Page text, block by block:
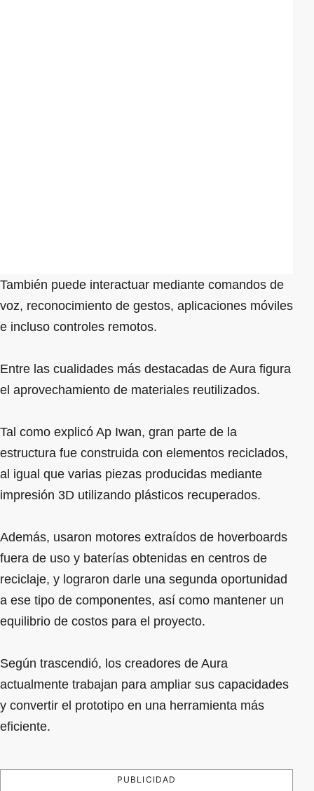
También puede interactuar mediante comandos de
voz, reconocimiento de gestos, aplicaciones móviles
e incluso controles remotos.
Entre las cualidades más destacadas de Aura figura
el aprovechamiento de materiales reutilizados.
Tal como explicó Ap Iwan, gran parte de la
estructura fue construida con elementos reciclados,
al igual que varias piezas producidas mediante
impresión 3D utilizando plásticos recuperados.
Además, usaron motores extraídos de hoverboards
fuera de uso y baterías obtenidas en centros de
reciclaje, y lograron darle una segunda oportunidad
a ese tipo de componentes, así como mantener un
equilibrio de costos para el proyecto.
Según trascendió, los creadores de Aura
actualmente trabajan para ampliar sus capacidades
y convertir el prototipo en una herramienta más
eficiente.
PUBLICIDAD